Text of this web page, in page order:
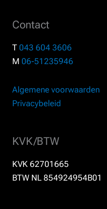
Contact
T 043 604 3606
M 06-51235946
Algemene voorwaarden
Privacybeleid
KVK/BTW
KVK 62701665
BTW NL 854924954B01